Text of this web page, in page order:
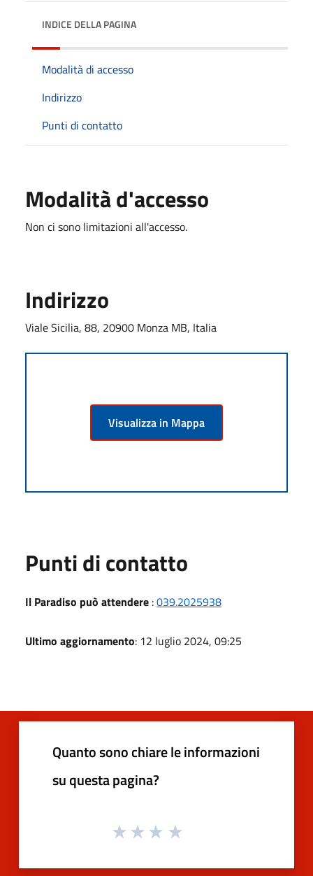
INDICE DELLA PAGINA
Modalità di accesso
Indirizzo
Punti di contatto
Modalità d'accesso
Non ci sono limitazioni all'accesso.
Indirizzo
Viale Sicilia, 88, 20900 Monza MB, Italia
Visualizza in Mappa
Punti di contatto
Il Paradiso può attendere :039.2025938
Ultimo aggiornamento: 12 luglio 2024, 09:25
Quanto sono chiare le informazioni
su questa pagina?